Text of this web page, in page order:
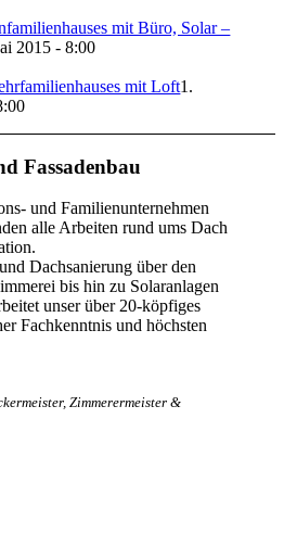
mit Büro, Solar –
2015 - 8:00
mit Loft1.
Fassadenbau
und Familienunternehmen
alle Arbeiten rund ums Dach
Dachsanierung über den
bis hin zu Solaranlagen
unser über 20-köpfiges
Fachkenntnis und höchsten
Zimmerermeister &